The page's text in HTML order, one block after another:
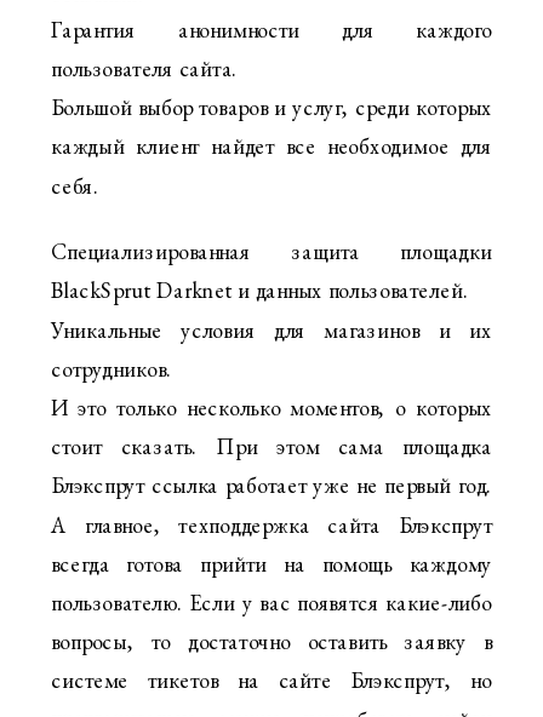
Гарантия анонимности для каждого
пользователя сайта.
Большой выбор товаров и услуг, среди которых
каждый клиент найдет все необходимое для
себя.
Специализированная защита площадки
BlackSprut Darknet и данных пользователей.
Уникальные условия для магазинов и их
сотрудников.
И это только несколько моментов, о которых
стоит сказать. При этом сама площадка
Блэкспрут ссылка работает уже не первый год.
А главное, техподдержка сайта Блэкспрут
всегда готова прийти на помощь каждому
пользователю. Если у вас появятся какие-либо
вопросы, то достаточно оставить заявку в
системе тикетов на сайте Блэкспрут, но